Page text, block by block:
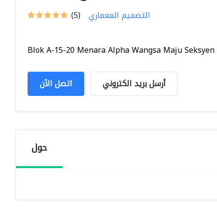
(5) التصميم المعماري
Blok A-15-20 Menara Alpha Wangsa Maju Seksyen
اتصل الآن أرسل بريد الكتروني
حول